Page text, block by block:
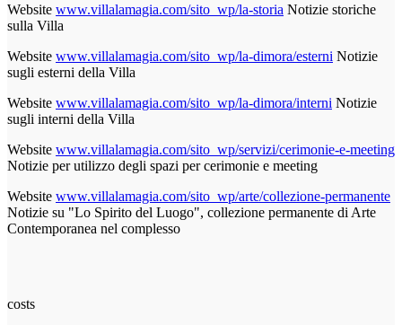
Website www.villalamagia.com/sito_wp/la-storia Notizie storiche
sulla Villa
Website www.villalamagia.com/sito_wp/la-dimora/esterni Notizie
sugli esterni della Villa
Website www.villalamagia.com/sito_wp/la-dimora/interni Notizie
sugli interni della Villa
Website www.villalamagia.com/sito_wp/servizi/cerimonie-e-meeting
Notizie per utilizzo degli spazi per cerimonie e meeting
Website www.villalamagia.com/sito_wp/arte/collezione-permanente
Notizie su "Lo Spirito del Luogo", collezione permanente di Arte
Contemporanea nel complesso
costs